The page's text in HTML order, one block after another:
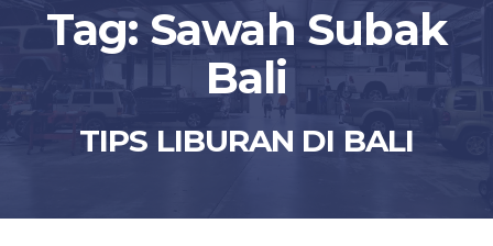
Tag: Sawah Subak
Bali
TIPS LIBURAN DI BALI